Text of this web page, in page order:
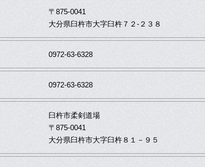
〒875-0041
大分県臼杵市大字臼杵７２-２３８
0972-63-6328
0972-63-6328
臼杵市柔剣道場
〒875-0041
大分県臼杵市大字臼杵８１－９５